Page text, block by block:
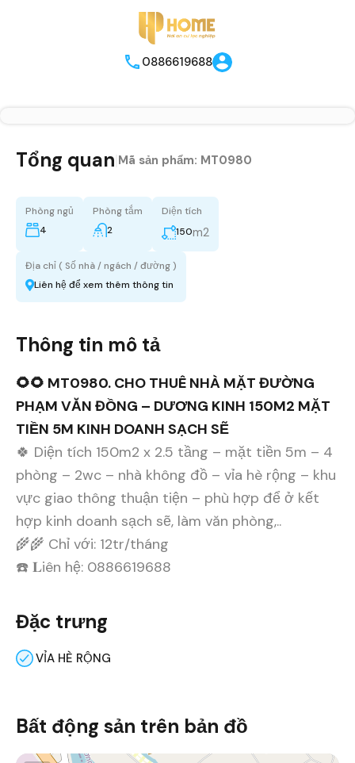
0886619688
Tổng quan Mã sản phẩm: MT0980
Phòng ngủ
4
Phòng tắm
2
Diện tích
150m2
Địa chỉ ( Số nhà / ngách / đường )
Liên hệ để xem thêm thông tin
Thông tin mô tả
🌻🌻 MT0980. CHO THUÊ NHÀ MẶT ĐƯỜNG
PHẠM VĂN ĐỒNG – DƯƠNG KINH 150M2 MẶT
TIỀN 5M KINH DOANH SẠCH SẼ
🍀 Diện tích 150m2 x 2.5 tầng – mặt tiền 5m – 4
phòng – 2wc – nhà không đồ – vỉa hè rộng – khu
vực giao thông thuận tiện – phù hợp để ở kết
hợp kinh doanh sạch sẽ, làm văn phòng,..
🌾🌾 Chỉ với: 12tr/tháng
☎️ 𝐋iên hệ: 0886619688
Đặc trưng
VỈA HÈ RỘNG
Bất động sản trên bản đồ